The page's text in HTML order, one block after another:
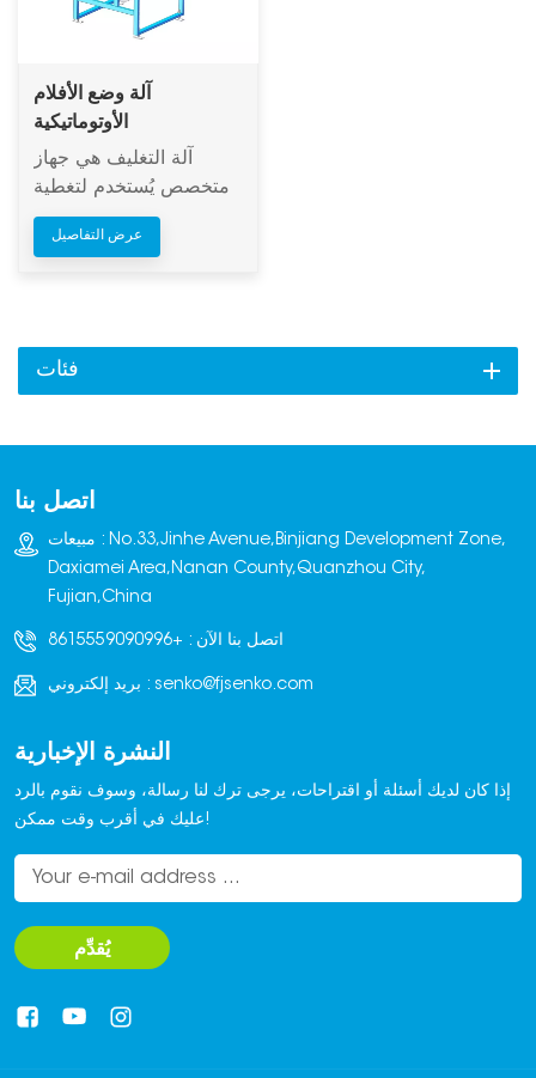
آلة وضع الأفلام
الأوتوماتيكية
آلة التغليف هي جهاز
متخصص يُستخدم لتغطية
سطح الطوب أو البلوك
بطبقة واقية تلقائيًا. هدفها
مما يضمن جودة مظهر
منطقة التغليف عبر آلية
تُسحب لفة من الغشاء
الواقي، المثبتة مسبقًا على
بكرة خاصة، وتُفرد عبر
سلسلة من بكرات التوجيه،
ذلك، تقوم بكرة ضغط
وآليات أخرى بضغط
الآلات أيضًا عناصر تسخين
(مثل قضبان تسخين
منخفضة الحرارة) لتسخين
أكثر مرونة ويُحسّن من
فعالية التغليف. أخيرًا،
يُقطع الغشاء باستخدام
جهاز قطع، مُكملاً بذلك
عرض التفاصيل
فئات
اتصل بنا
مبيعات : No.33,Jinhe Avenue,Binjiang Development Zone,
Daxiamei Area,Nanan County,Quanzhou City,
Fujian,China
اتصل بنا الآن : +8615559090996
بريد إلكتروني : senko@fjsenko.com
النشرة الإخبارية
إذا كان لديك أسئلة أو اقتراحات، يرجى ترك لنا رسالة، وسوف نقوم بالرد
عليك في أقرب وقت ممكن!
يُقدِّم